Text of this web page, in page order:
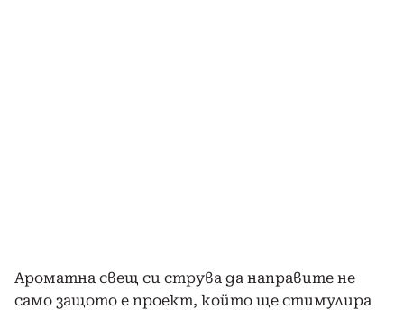
Ароматна свещ си струва да направите не
само защото е проект, който ще стимулира